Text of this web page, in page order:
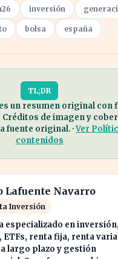
inversión
bolsa españa
TL;DR
un resumen original con
de imagen y
fuente original. ·Ver
contenidos
Lafuente Navarro
Inversión
especializado en inversión,
ETFs, renta fija, renta
largo plazo y gestión